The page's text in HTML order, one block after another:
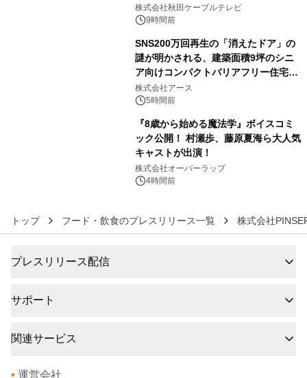
秋田犬の子犬と秋田の四季と名所を巡
るパッケージ～ 9月1日(火)秋田県内で
株式会社秋田ケーブルテレビ
9時間前
SNS200万回再生の「消えたドア」の
謎が明かされる、建築面積9坪のシニ
ア向けコンパクトバリアフリー住宅が
誕生
株式会社アース
5時間前
『8歳から始める魔法学』ボイスコミ
ック公開！ 村瀬歩、藤原夏海ら大人気
キャストが出演！
株式会社オーバーラップ
4時間前
トップ フード・飲食のプレスリリース一覧 株式会社
プレスリリース配信
サポート
関連サービス
• 運営会社